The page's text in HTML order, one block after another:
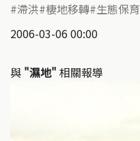
滯洪 棲地移轉 生態保育
2006-03-06 00:00
與 "濕地" 相關報導